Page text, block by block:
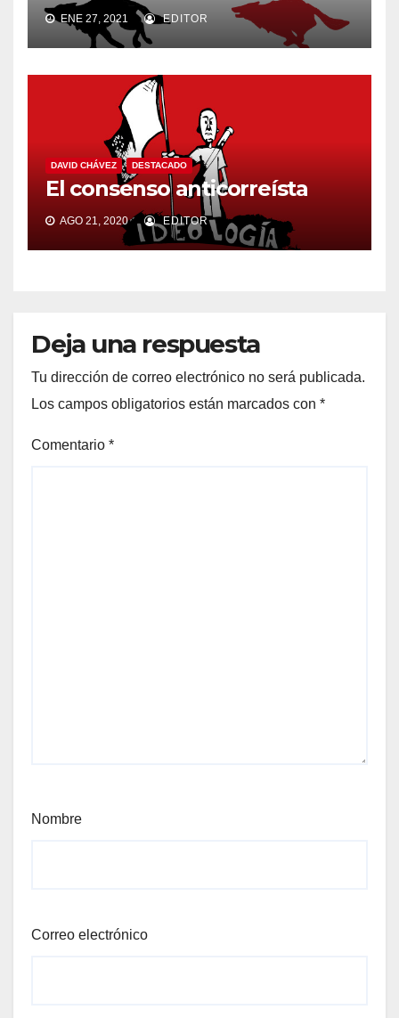
ENE 27, 2021 EDITOR
DAVID CHÁVEZ DESTACADO
El consenso anticorreísta
AGO 21, 2020 EDITOR
Deja una respuesta
Tu dirección de correo electrónico no será publicada.
Los campos obligatorios están marcados con *
Comentario *
Nombre
Correo electrónico